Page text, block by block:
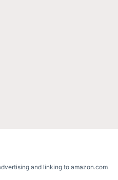
and linking to amazon.com